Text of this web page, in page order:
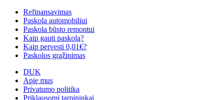
Refinansavimas
Paskola automobiliui
Paskola būsto remontui
Kaip gauti paskolą?
Kaip pervesti 0,01€?
Paskolos grąžinimas
DUK
Apie mus
Privatumo politika
Priklausomi tarpininkai